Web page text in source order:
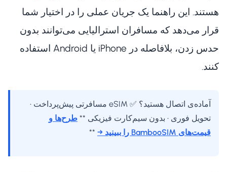
هستند. این راهنما یک جریان عملی را در اختیار شما
قرار می‌دهد که مسافران استرالیایی می‌توانند بدون
حدس زدن، بلافاصله در iPhone یا Android استفاده
کنند.
آماده‌ی اتصال هستید؟ ✅ eSIM مسافرتی پیش‌پرداخت •
تحویل فوری • بدون سیم‌کارت فیزیکی ** طرح‌ها و
قیمت‌های BambooSIM را ببینید →
**